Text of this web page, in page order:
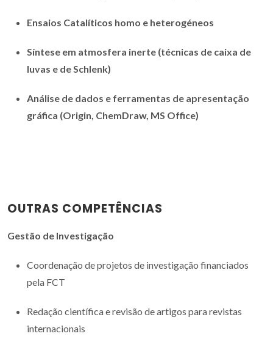
Ensaios Catalíticos homo e heterogéneos
Síntese em atmosfera inerte (técnicas de caixa de
luvas e de Schlenk)
Análise de dados e ferramentas de apresentação
gráfica (Origin, ChemDraw, MS Office)
OUTRAS COMPETÊNCIAS
Gestão de Investigação
Coordenação de projetos de investigação financiados
pela FCT
Redação científica e revisão de artigos para revistas
internacionais